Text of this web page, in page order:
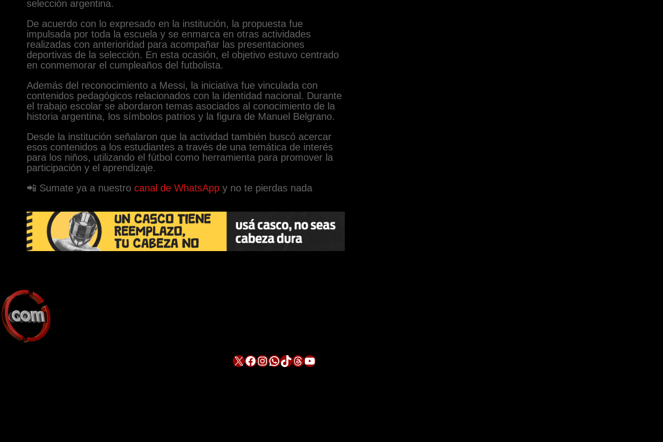
selección argentina.
De acuerdo con lo expresado en la institución, la propuesta fue
impulsada por toda la escuela y se enmarca en otras actividades
realizadas con anterioridad para acompañar las presentaciones
deportivas de la selección. En esta ocasión, el objetivo estuvo centrado
en conmemorar el cumpleaños del futbolista.
Además del reconocimiento a Messi, la iniciativa fue vinculada con
contenidos pedagógicos relacionados con la identidad nacional. Durante
el trabajo escolar se abordaron temas asociados al conocimiento de la
historia argentina, los símbolos patrios y la figura de Manuel Belgrano.
Desde la institución señalaron que la actividad también buscó acercar
esos contenidos a los estudiantes a través de una temática de interés
para los niños, utilizando el fútbol como herramienta para promover la
participación y el aprendizaje.
📲 Sumate ya a nuestro canal de WhatsAppy no te pierdas nada
X Facebook InstagramWhatsApp TikTok Threads YouTube